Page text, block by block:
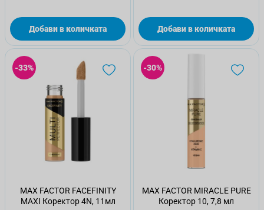
Добави в количката Добави в количката
-33%
MAX FACTOR FACEFINITY
MAXI Коректор 4N, 11мл
-30%
MAX FACTOR MIRACLE PURE
Коректор 10, 7,8 мл